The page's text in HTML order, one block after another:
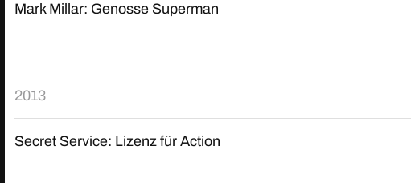
Mark Millar: Genosse Superman
2013
Secret Service: Lizenz für Action